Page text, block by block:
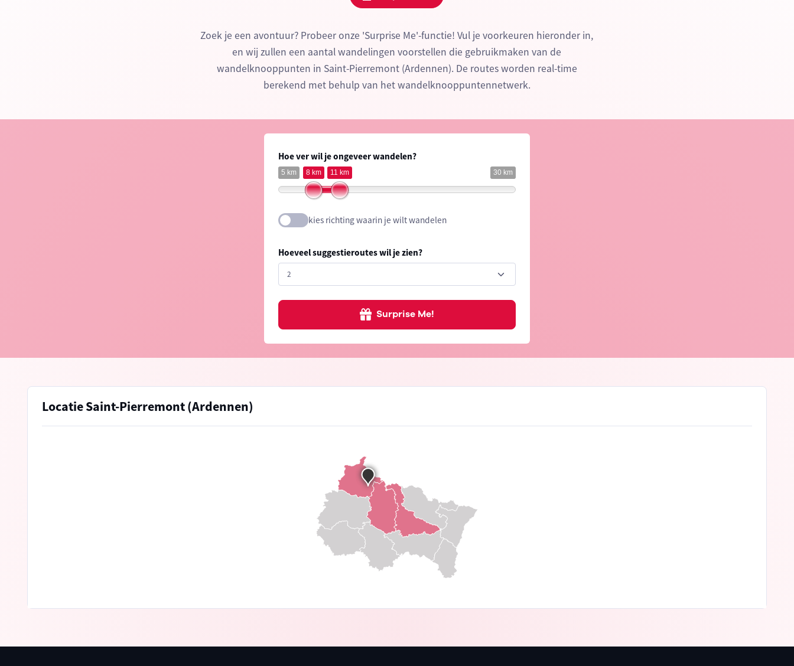
Zoek je een avontuur? Probeer onze 'Surprise Me'-functie! Vul je voorkeuren hieronder in,
en wij zullen een aantal wandelingen voorstellen die gebruikmaken van de
wandelknooppunten in Saint-Pierremont (Ardennen). De routes worden real-time
berekend met behulp van het wandelknooppuntennetwerk.
Hoe ver wil je ongeveer wandelen?
5 km 30 km
8 km 11 km
kies richting waarin je wilt wandelen
Hoeveel suggestieroutes wil je zien?
Surprise Me!
Locatie Saint-Pierremont (Ardennen)